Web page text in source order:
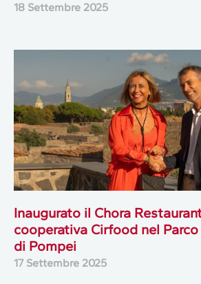
18 Settembre 2025
Inaugurato il Chora
cooperativa Cirfood nel
di Pompei
17 Settembre 2025